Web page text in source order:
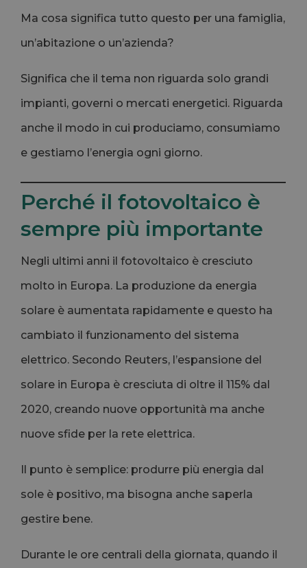
Ma cosa significa tutto questo per una famiglia,
un’abitazione o un’azienda?
Significa che il tema non riguarda solo grandi
impianti, governi o mercati energetici. Riguarda
anche il modo in cui produciamo, consumiamo
e gestiamo l’energia ogni giorno.
Perché il fotovoltaico è
sempre più importante
Negli ultimi anni il fotovoltaico è cresciuto
molto in Europa. La produzione da energia
solare è aumentata rapidamente e questo ha
cambiato il funzionamento del sistema
elettrico. Secondo Reuters, l’espansione del
solare in Europa è cresciuta di oltre il 115% dal
2020, creando nuove opportunità ma anche
nuove sfide per la rete elettrica.
Il punto è semplice: produrre più energia dal
sole è positivo, ma bisogna anche saperla
gestire bene.
Durante le ore centrali della giornata, quando il